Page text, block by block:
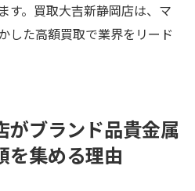
す。買取大吉新静岡店は、マ
した高額買取で業界をリード
がブランド品貴金属
を集める理由